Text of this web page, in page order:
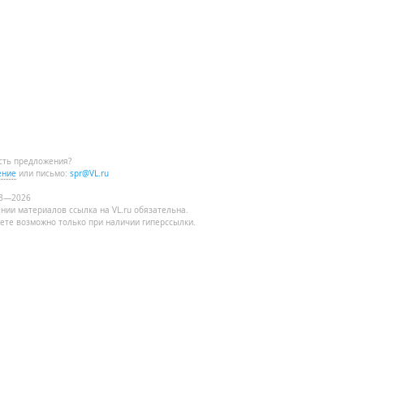
предложения?
или письмо: spr@VL.ru
материалов ссылка на VL.ru обязательна.
возможно только при наличии гиперссылки.